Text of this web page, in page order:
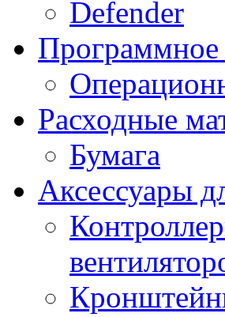
Defender
Программное
Расходные
Бумага
Аксессуары